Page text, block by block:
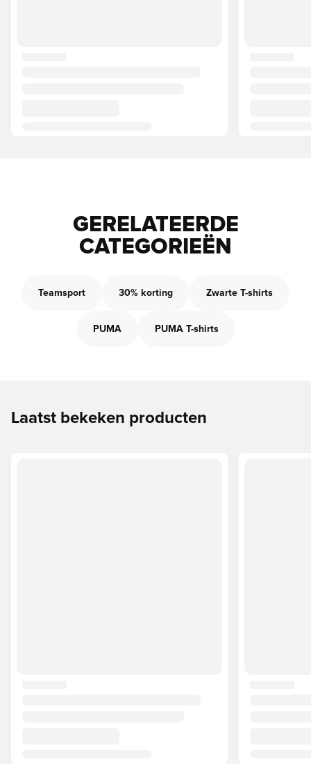
GERELATEERDE
CATEGORIEËN
Teamsport 30% korting Zwarte T-shirts
PUMA PUMA T-shirts
Laatst bekeken producten